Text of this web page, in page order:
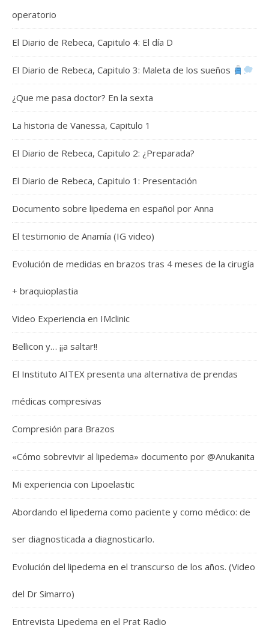
operatorio
El Diario de Rebeca, Capitulo 4: El día D
El Diario de Rebeca, Capitulo 3: Maleta de los sueños
¿Que me pasa doctor? En la sexta
La historia de Vanessa, Capitulo 1
El Diario de Rebeca, Capitulo 2: ¿Preparada?
El Diario de Rebeca, Capitulo 1: Presentación
Documento sobre lipedema en español por Anna
El testimonio de Anamía (IG video)
Evolución de medidas en brazos tras 4 meses de la cirugía
+ braquioplastia
Video Experiencia en IMclinic
Bellicon y… ¡¡a saltar!!
El Instituto AITEX presenta una alternativa de prendas
médicas compresivas
Compresión para Brazos
«Cómo sobrevivir al lipedema» documento por @Anukanita
Mi experiencia con Lipoelastic
Abordando el lipedema como paciente y como médico: de
ser diagnosticada a diagnosticarlo.
Evolución del lipedema en el transcurso de los años. (Video
del Dr Simarro)
Entrevista Lipedema en el Prat Radio